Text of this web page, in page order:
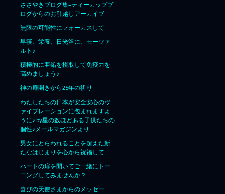
ささやきブログ集=ティーカップブ
ログからのお引越しアーカイブ
無限の可能性にフォーカスして
早寝、栄養、日光浴に、モーツァ
ルト♪
積極的に亜鉛を摂取して免疫力を
高めましょう♪
神の扉開きから25年の祈り
わたしたちの日本が安全安心のヴ
ァイブレーションに包まれますよ
うに♪ by星の数ほどある子供たちの
個性♪メールマガジンより
男女にとらわれることを超えた新
たなはじまりを心から祝福して
ハートの扉を開いてご一緒にトー
ニングしてみませんか？
喜びの天使さまからのメッセー